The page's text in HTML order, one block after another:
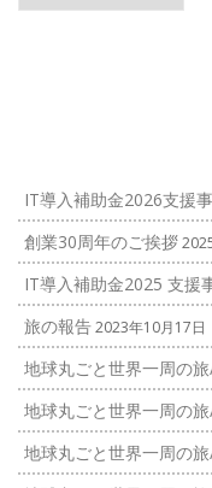
IT導入補助金2026支援
創業30周年のご挨拶
IT導入補助金2025 支援
旅の報告2023年10月17日
地球丸ごと世界一周の
地球丸ごと世界一周の
地球丸ごと世界一周の